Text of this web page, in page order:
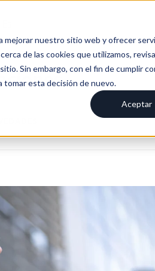
nuestro sitio web y ofrecer
de las cookies que utilizamos,
Sin embargo, con el fin de cumplir
tomar esta decisión de nuevo.
Aceptar